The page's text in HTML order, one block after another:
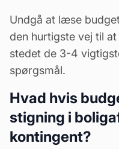
Undgå at læse
den hurtigste vej til
stedet de 3-4
spørgsmål.
Hvad hvis
stigning i
kontingent?